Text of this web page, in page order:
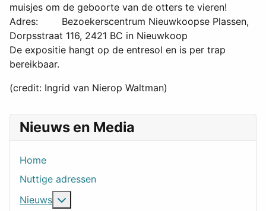
Nieuws en Media
Home
Nuttige adressen
Nieuws
muisjes om de geboorte van de otters te vieren!
Adres: Bezoekerscentrum Nieuwkoopse Plassen,
Dorpsstraat 116, 2421 BC in Nieuwkoop
De expositie hangt op de entresol en is per trap
bereikbaar.
(credit: Ingrid van Nierop Waltman)